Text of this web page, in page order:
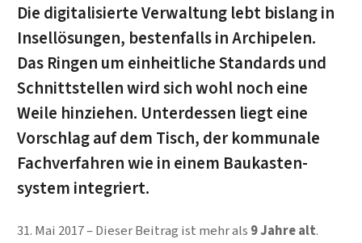
Die digitali­sierte Ver­waltung lebt bis­lang in
Insel­lösungen, besten­falls in Archi­pelen.
Das Ringen um ein­heit­liche Stan­dards und
Schnitt­stellen wird sich wohl noch eine
Weile hin­ziehen. Unter­dessen liegt eine
Vorschlag auf dem Tisch, der kom­mu­nale
Fach­verfahren wie in einem Bau­kasten­
system integriert.
31. Mai 2017 Dieser Beitrag ist mehr als 9 Jahre alt.